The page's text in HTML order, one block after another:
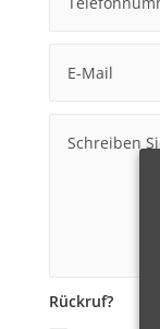
Rückruf?